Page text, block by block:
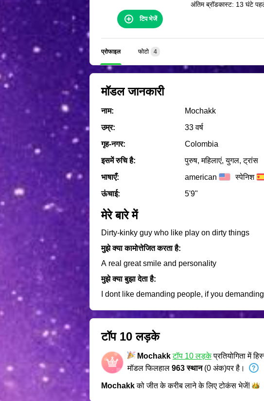
अंतिम ब्रॉडकास्ट: 13 घंटे
टिप भेजें
प्रोफाइल फोटो 4
मॉडल जानकारी
नाम:
Mochakk
उम्र:
33 वर्ष
गृह‑नगर:
Colombia
इसमें रुचि है:
पुरुष, महिलाएं, युगल, ट्रांस
भाषाएँ:
american स्पेनिश
ऊंचाई: 5'9"
मेरे बारे में
Dirty-kinky guy who like play on dirty things
मुझे क्या कामोत्तेजित करता है:
A real great smile and personality
मुझे क्या बुझा देता है:
I dont like demanding people, if you
टॉप 10 लड़के
Mochakk टॉप 10 लड़केप्रतियोगिता में
मॉडल फिलहाल 963 स्थान(0 अंक)पर है।
Mochakkको जीत के करीब लाने के लिए टोकंस भेजें!